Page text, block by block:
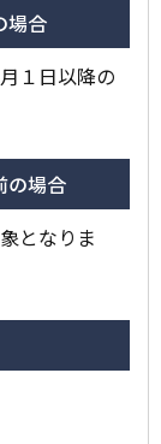
場合
１日以降の
の場合
となりま